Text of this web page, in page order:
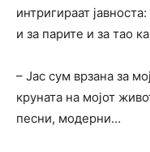
интригираат
и за парите и за тао
– Јас сум врзана за
круната на мојот
песни, модерни…